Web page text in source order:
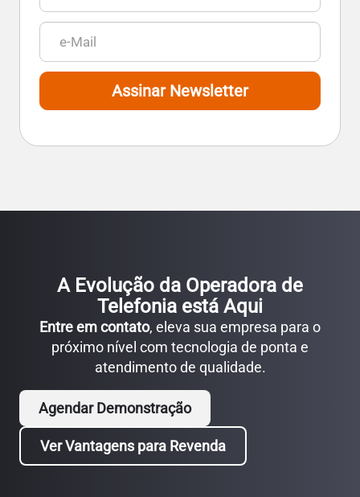
Assinar Newsletter
A Evolução da Operadora de
Telefonia está Aqui
Entre em contato, eleva sua empresa para o
próximo nível com tecnologia de ponta e
atendimento de qualidade.
Agendar Demonstração
Ver Vantagens para Revenda